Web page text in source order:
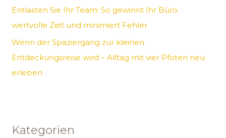
Entlasten Sie Ihr Team: So gewinnt Ihr Büro
wertvolle Zeit und minimiert Fehler
Wenn der Spaziergang zur kleinen
Entdeckungsreise wird – Alltag mit vier Pfoten neu
erleben
Kategorien